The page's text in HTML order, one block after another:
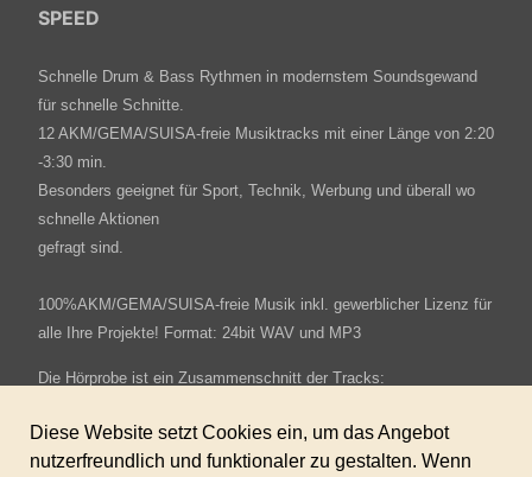
SPEED
Schnelle Drum & Bass Rythmen in modernstem Soundsgewand
für schnelle Schnitte.
12 AKM/GEMA/SUISA-freie Musiktracks mit einer Länge von 2:20
-3:30 min.
Besonders geeignet für Sport, Technik, Werbung und überall wo
schnelle Aktionen
gefragt sind.
100%AKM/GEMA/SUISA-freie Musik inkl. gewerblicher Lizenz für
alle Ihre Projekte! Format: 24bit WAV und MP3
Die Hörprobe ist ein Zusammenschnitt der Tracks: